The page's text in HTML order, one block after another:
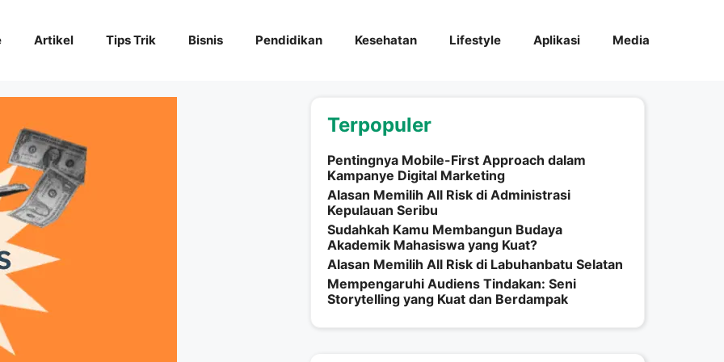
Artikel Tips Trik Bisnis Pendidikan Kesehatan Lifestyle Aplikasi Media
Terpopuler
Pentingnya Mobile-First Approach dalam
Kampanye Digital Marketing
Alasan Memilih All Risk di Administrasi
Kepulauan Seribu
Sudahkah Kamu Membangun Budaya
Akademik Mahasiswa yang Kuat?
Alasan Memilih All Risk di Labuhanbatu Selatan
Mempengaruhi Audiens Tindakan: Seni
Storytelling yang Kuat dan Berdampak